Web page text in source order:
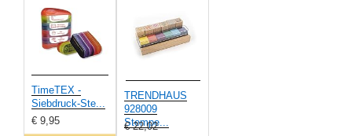
TimeTEX -
Siebdruck-Ste...
€ 9,95
TRENDHAUS
928009
Stempe...
€ 22,02